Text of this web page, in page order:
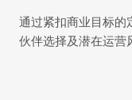
通过紧扣商业目标的
伙伴选择及潜在运营